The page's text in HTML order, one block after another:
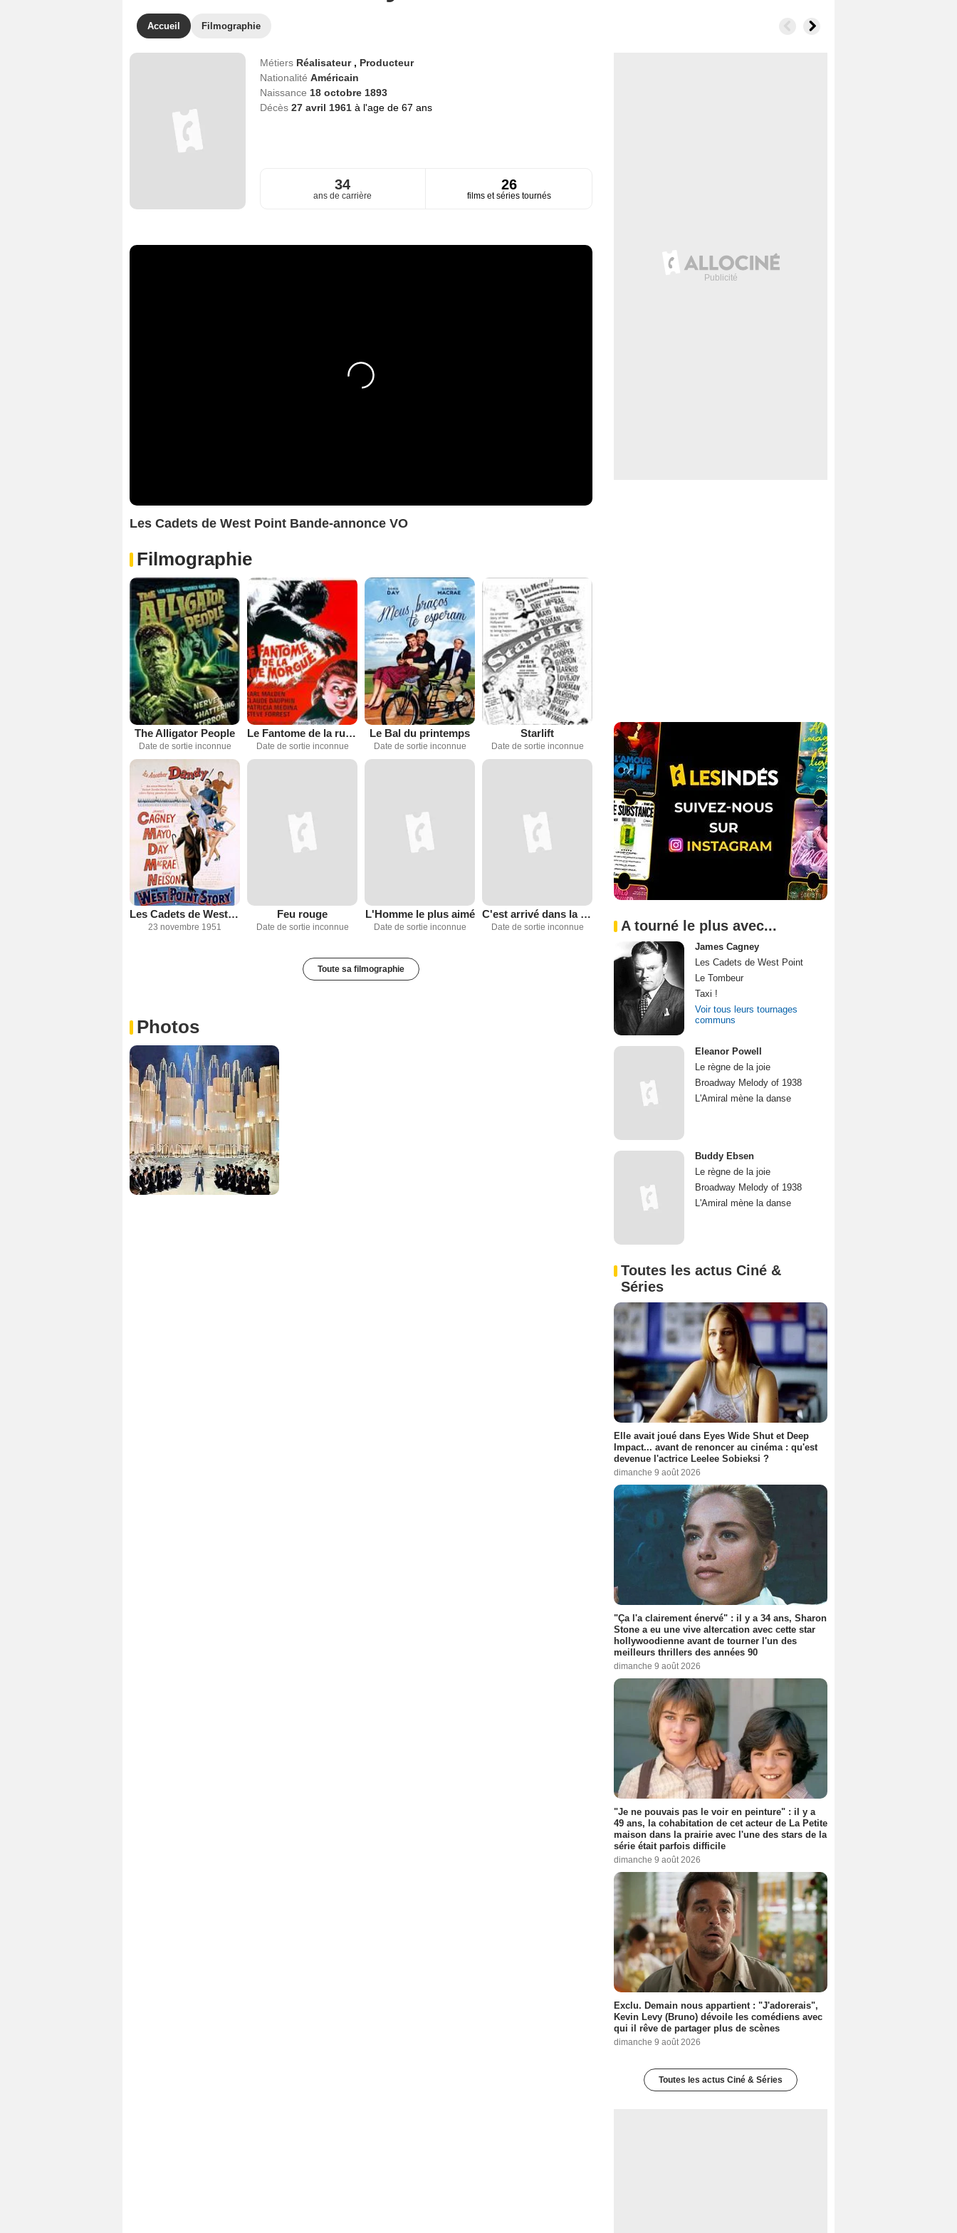
Accueil Filmographie
Métiers Réalisateur , Producteur
Nationalité Américain
Naissance 18 octobre 1893
Décès 27 avril 1961 à l'age de 67 ans
34
ans de carrière
26
films et séries tournés
Les Cadets de West Point Bande-annonce VO
Filmographie
The Alligator People
Date de sortie inconnue
Le Fantome de la rue Morgue
Date de sortie inconnue
Le Bal du printemps
Date de sortie inconnue
Starlift
Date de sortie inconnue
Les Cadets de West Point
23 novembre 1951
Feu rouge
Date de sortie inconnue
L'Homme le plus aimé
Date de sortie inconnue
C'est arrivé dans la 5e avenue
Date de sortie inconnue
Toute sa filmographie
Photos
A tourné le plus avec...
James Cagney
Les Cadets de West Point
Le Tombeur
Taxi !
Voir tous leurs tournages
communs
Eleanor Powell
Le règne de la joie
Broadway Melody of 1938
L'Amiral mène la danse
Buddy Ebsen
Le règne de la joie
Broadway Melody of 1938
L'Amiral mène la danse
Toutes les actus Ciné &
Séries
Elle avait joué dans Eyes Wide Shut et Deep
Impact... avant de renoncer au cinéma : qu'est
devenue l'actrice Leelee Sobieksi ?
dimanche 9 août 2026
"Ça l'a clairement énervé" : il y a 34 ans, Sharon
Stone a eu une vive altercation avec cette star
hollywoodienne avant de tourner l'un des
meilleurs thrillers des années 90
dimanche 9 août 2026
"Je ne pouvais pas le voir en peinture" : il y a
49 ans, la cohabitation de cet acteur de La Petite
maison dans la prairie avec l'une des stars de la
série était parfois difficile
dimanche 9 août 2026
Exclu. Demain nous appartient : "J'adorerais",
Kevin Levy (Bruno) dévoile les comédiens avec
qui il rêve de partager plus de scènes
dimanche 9 août 2026
Toutes les actus Ciné & Séries